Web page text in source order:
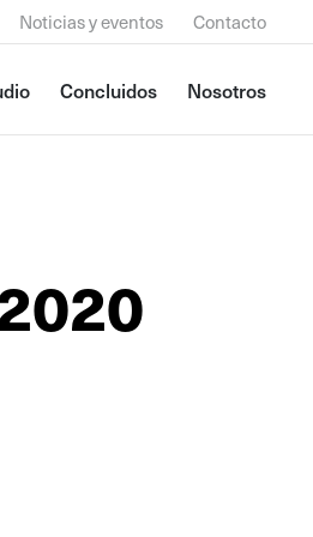
Noticias y eventos Contacto
Concluidos Nosotros